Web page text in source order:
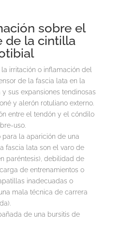
sobre el
de la cintilla
irritación o inflamación del
de la fascia lata en la
sus expansiones tendinosas
y alerón rotuliano externo.
entre el tendón y el cóndilo
uso.
la aparición de una
fascia lata son el varo de
paréntesis), debilidad de
de entrenamientos o
inadecuadas o
mala técnica de carrera
de una bursitis de